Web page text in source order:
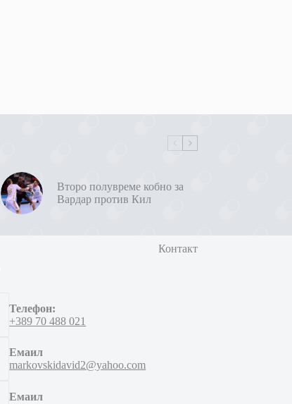
Второ полувреме кобно за
Вардар против Кил
Контакт
Телефон:
+389 70 488 021
Емаил
markovskidavid2@yahoo.com
Емаил